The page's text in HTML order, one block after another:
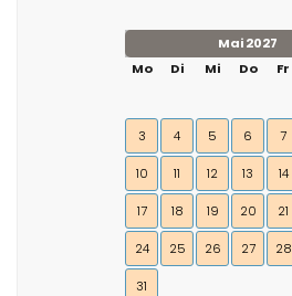
Mai 2027
Mo
Di Mi Do Fr
3 4 5 6 7
10 11 12 13 14
17 18 19 20 21
24 25 26 27 28
31